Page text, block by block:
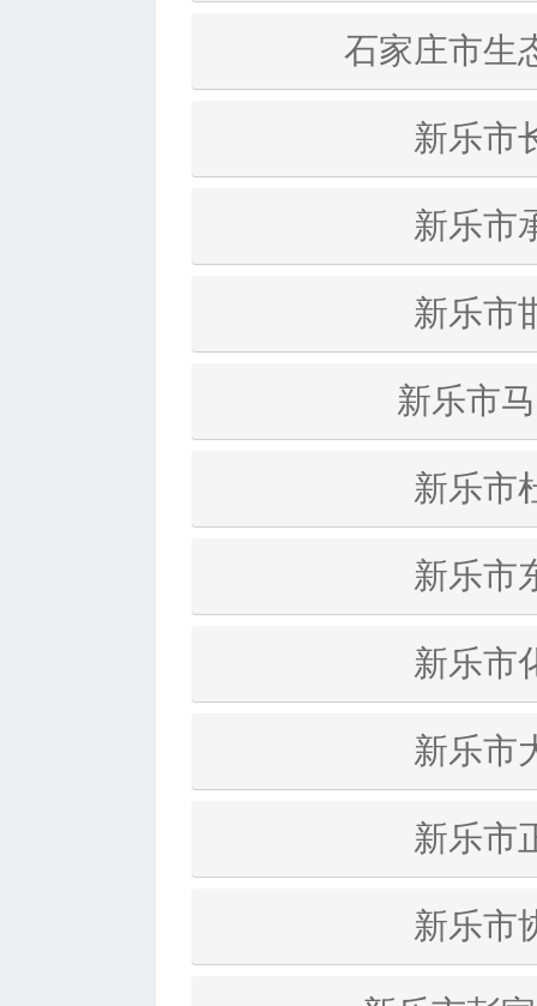
石家庄市生
新乐市
新乐市
新乐市
新乐市
新乐市
新乐市
新乐市
新乐市
新乐市
新乐市